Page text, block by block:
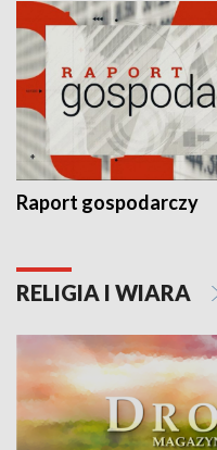
Raport gospodarczy
RELIGIA I WIARA